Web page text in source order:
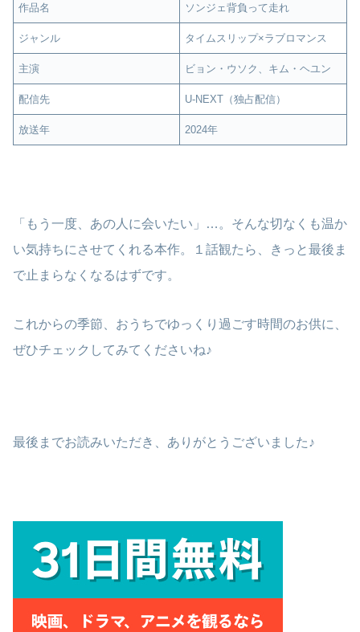
作品名 ソンジェ背負って走れ
ジャンル タイムスリップ×ラブロマンス
主演 ビョン・ウソク、キム・ヘユン
配信先 U-NEXT（独占配信）
放送年 2024年
「もう一度、あの人に会いたい」…。そんな切なくも温か
い気持ちにさせてくれる本作。１話観たら、きっと最後ま
で止まらなくなるはずです。
これからの季節、おうちでゆっくり過ごす時間のお供に、
ぜひチェックしてみてくださいね♪
最後までお読みいただき、ありがとうございました♪